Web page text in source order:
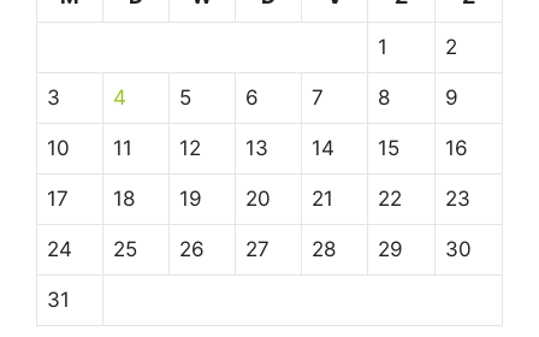
1 2
3 4 5 6 7 8 9
10 11 12 13 14 15 16
17 18 19 20 21 22 23
24 25 26 27 28 29 30
31